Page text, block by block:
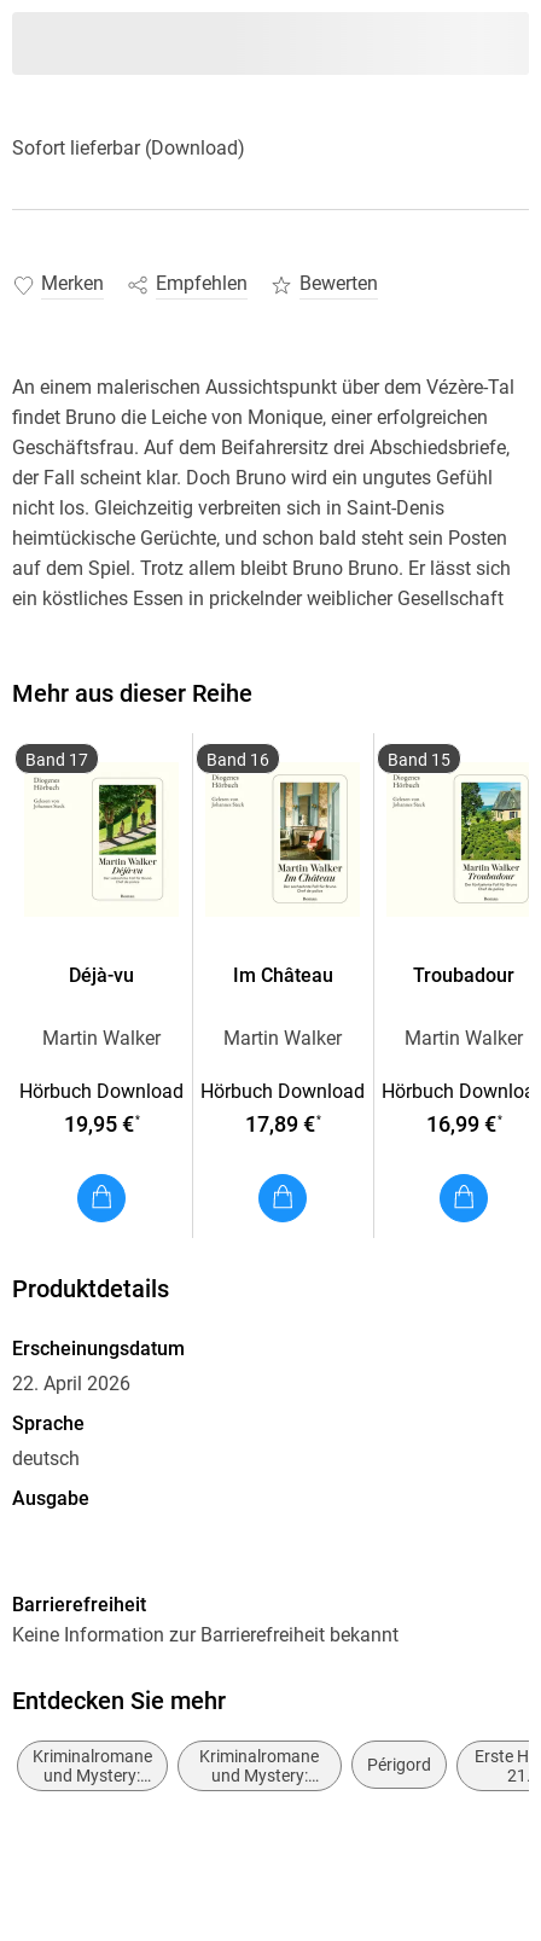
Sofort lieferbar (Download)
Merken Empfehlen Bewerten
An einem malerischen Aussichtspunkt über dem Vézère-Tal
findet Bruno die Leiche von Monique, einer erfolgreichen
Geschäftsfrau. Auf dem Beifahrersitz drei Abschiedsbriefe,
der Fall scheint klar. Doch Bruno wird ein ungutes Gefühl
nicht los. Gleichzeitig verbreiten sich in Saint-Denis
heimtückische Gerüchte, und schon bald steht sein Posten
auf dem Spiel. Trotz allem bleibt Bruno Bruno. Er lässt sich
ein köstliches Essen in prickelnder weiblicher Gesellschaft
Mehr aus dieser Reihe
Band 17
Déjà-vu
Martin Walker
Hörbuch Download
19,95 €*
Band 16
Im Château
Martin Walker
Hörbuch Download
17,89 €*
Band 15
Troubadour
Martin Walker
Hörbuch
16,99 €*
Produktdetails
Erscheinungsdatum
22. April 2026
Sprache
deutsch
Ausgabe
431,87 MB
Laufzeit
Bruno, Chef de Police, 18
Autor/Autorin
Barrierefreiheit
Keine Information zur Barrierefreiheit bekannt
Entdecken Sie mehr
Kriminalromane
und Mystery:
Cosy Mystery
Kriminalromane
und Mystery:
Privatdetektiv /
Périgord
Erste
21.